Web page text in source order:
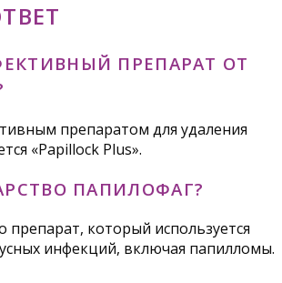
ПРЕПАРАТ ОТ
препаратом для удаления
«Papillock Plus».
ПАПИЛОФАГ?
препарат, который используется
инфекций, включая папилломы.